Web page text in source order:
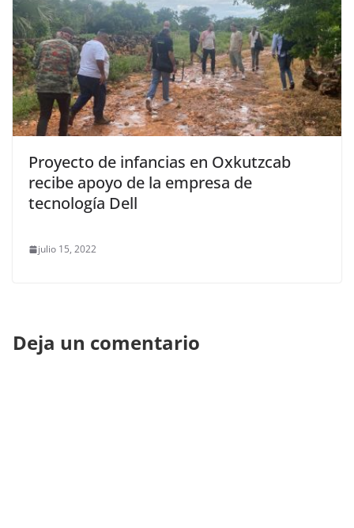
Proyecto de infancias en Oxkutzcab
recibe apoyo de la empresa de
tecnología Dell
julio 15, 2022
Deja un comentario